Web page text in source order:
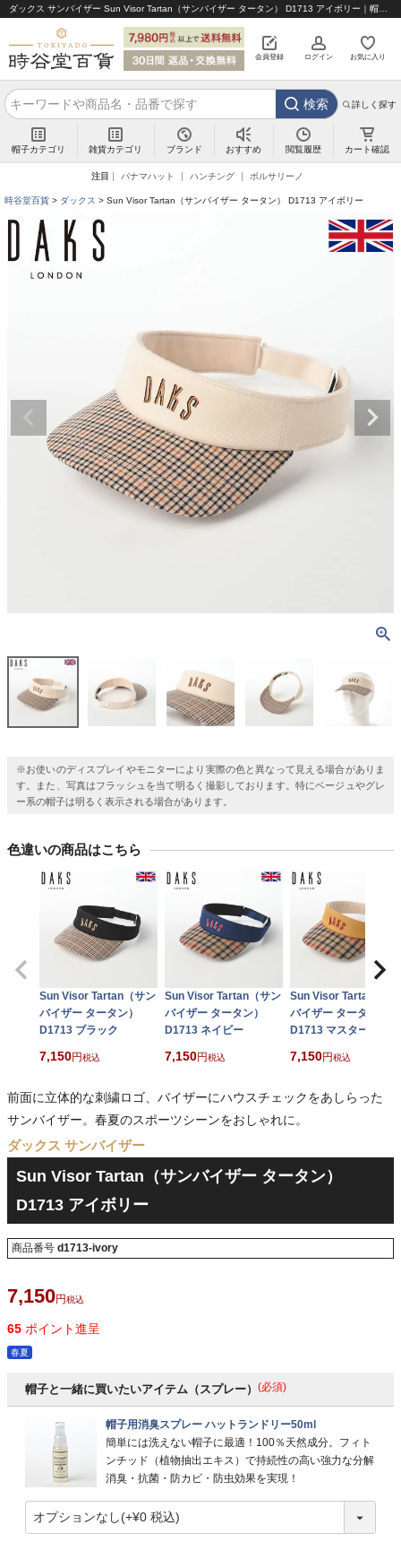
会員登録 ログイン お気に入り
検索 詳しく探す
帽子カテゴリ 雑貨カテゴリ ブランド おすすめ 閲覧履歴 カート確認
注目 パナマハット ハンチング ボルサリーノ
時谷堂百貨 ダックス Sun Visor Tartan（サンバイザー タータン） D1713 アイボリー
※お使いのディスプレイやモニターにより実際の色と異なって見える場合がありま
す。また、写真はフラッシュを当て明るく撮影しております。特にベージュやグレ
ー系の帽子は明るく表示される場合があります。
色違いの商品はこちら
Sun Visor Tartan（サン
バイザー タータン）
D1713 ブラック
7,150 税込
Sun Visor Tartan（サン
バイザー タータン）
D1713 ネイビー
7,150 税込
Sun Visor Tartan（サ
バイザー タータン）
D1713 マスタード
7,150 税込
前面に立体的な刺繍ロゴ、バイザーにハウスチェックをあしらった
サンバイザー。春夏のスポーツシーンをおしゃれに。
ダックス サンバイザー
Sun Visor Tartan（サンバイザー タータン）
D1713 アイボリー
商品番号 d1713-ivory
7,150 税込
65 ポイント進呈
春夏
帽子と一緒に買いたいアイテム（スプレー） (必須)
帽子用消臭スプレー ハットランドリー50ml
簡単には洗えない帽子に最適！100％天然成分。フィト
ンチッド（植物抽出エキス）で持続性の高い強力な分解
消臭・抗菌・防カビ・防虫効果を実現！